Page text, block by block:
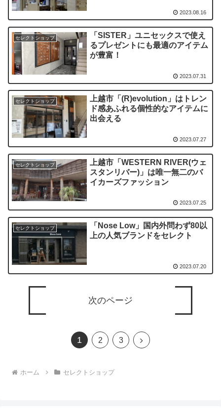
2023.08.16
セレクトショップ
「SISTER」ユニセックスで使え
るプレゼントにも最適のアイテム
が豊富！
2023.07.31
セレクトショップ
上越市「(R)evolution」はトレン
ド感あふれる個性的なアイテムに
出会える
2023.07.27
セレクトショップ
上越市「WESTERN RIVER(ウェ
スタンリバー)」は唯一無二のバ
イカーズファッション
2023.07.25
セレクトショップ
「Nose Low」国内外問わず80以
上の人気ブランドをセレクト
2023.07.20
次のページ
1 2 3
次
ホーム セレクトショップ